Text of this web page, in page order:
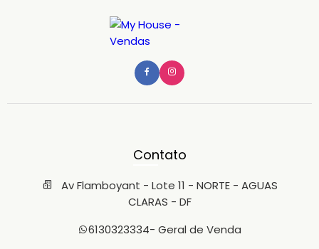
Contato
Av Flamboyant - Lote 11 - NORTE - AGUAS
CLARAS - DF
6130323334- Geral de Venda